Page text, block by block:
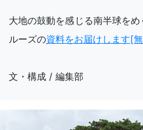
大地の鼓動を感じる南半球を
ルーズの資料をお届けします[
文・構成 / 編集部